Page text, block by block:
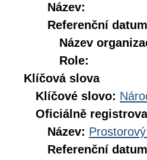
Název:
Referenční datum
Název
Role:
Klíčová slova
Klíčové slovo:
Oficiálně
Název:
Referenční datum